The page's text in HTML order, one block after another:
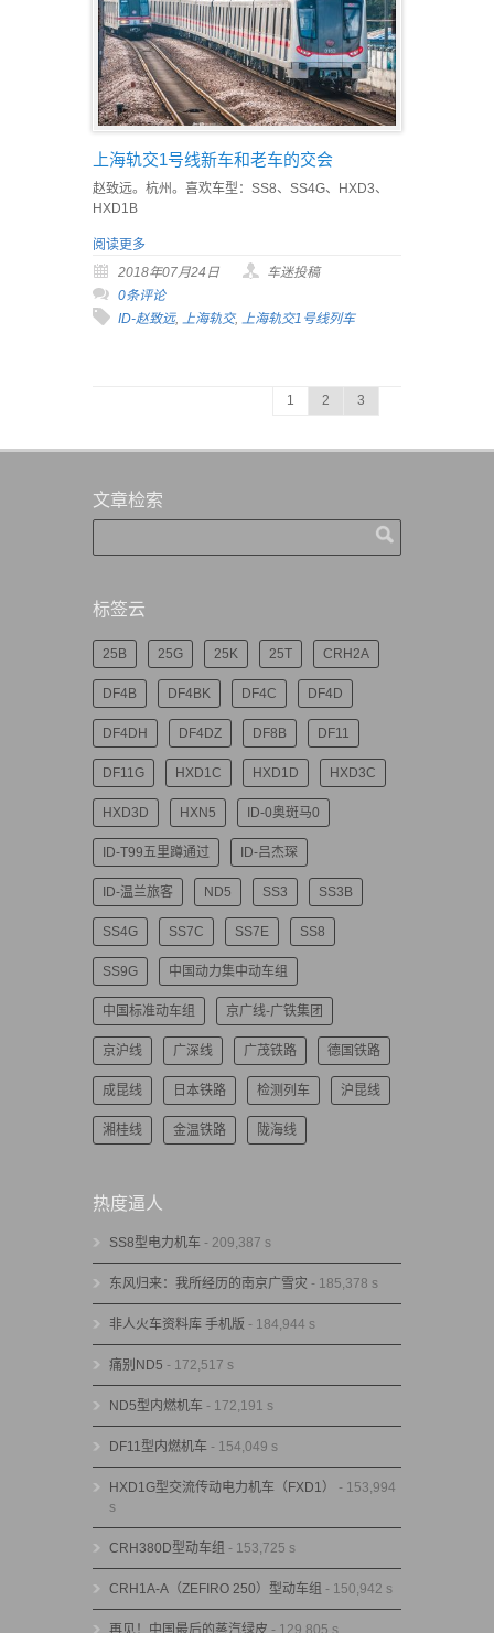
上海轨交1号线新车和老车的交会
赵致远。杭州。喜欢车型：SS8、SS4G、HXD3、
HXD1B
阅读更多
2018年07月24日
车迷投稿
0条评论
ID-赵致远, 上海轨交, 上海轨交1号线列车
1 2 3
文章检索
标签云
25B 25G 25K 25T CRH2A
DF4B DF4BK DF4C DF4D
DF4DH DF4DZ DF8B DF11
DF11G HXD1C HXD1D HXD3C
HXD3D HXN5 ID-0奥斑马0
ID-T99五里蹲通过 ID-吕杰琛
ID-温兰旅客 ND5 SS3 SS3B
SS4G SS7C SS7E SS8
SS9G 中国动力集中动车组
中国标准动车组 京广线-广铁集团
京沪线 广深线 广茂铁路 德国铁路
成昆线 日本铁路 检测列车 沪昆线
湘桂线 金温铁路 陇海线
热度逼人
SS8型电力机车 - 209,387 s
东风归来：我所经历的南京广雪灾 - 185,378 s
非人火车资料库 手机版 - 184,944 s
痛别ND5 - 172,517 s
ND5型内燃机车 - 172,191 s
DF11型内燃机车 - 154,049 s
HXD1G型交流传动电力机车（FXD1）
- 153,994
s
CRH380D型动车组 - 153,725 s
CRH1A-A（ZEFIRO 250）型动车组 - 150,942 s
再见！中国最后的蒸汽绿皮 - 129,805 s